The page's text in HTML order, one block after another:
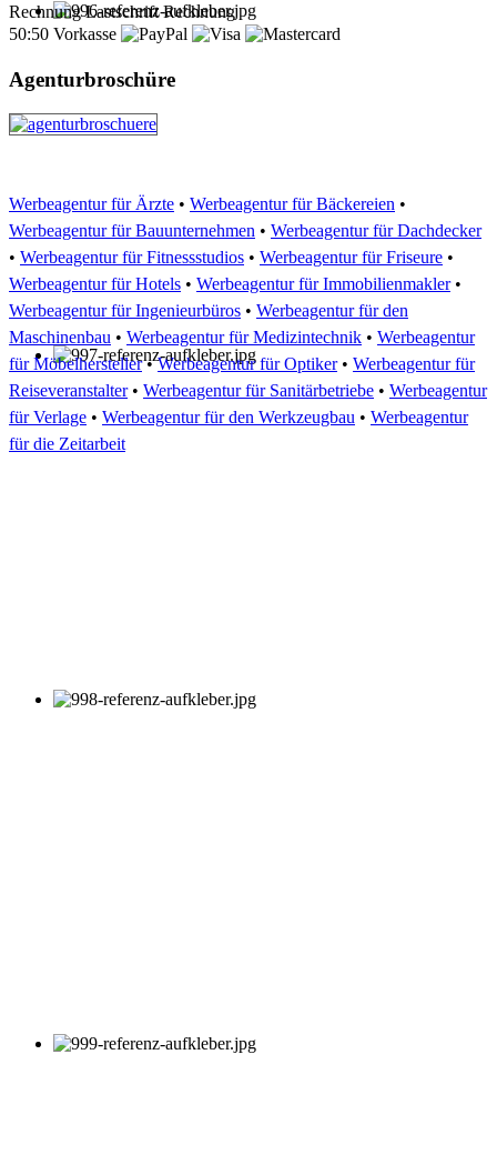
Rechnung Lastschrift Rechnung
50:50 Vorkasse
Agenturbroschüre
Werbeagentur für Ärzte • Werbeagentur für Bäckereien •
Werbeagentur für Bauunternehmen • Werbeagentur für Dachdecker
• Werbeagentur für Fitnessstudios • Werbeagentur für Friseure •
Werbeagentur für Hotels • Werbeagentur für Immobilienmakler•
Werbeagentur für Ingenieurbüros • Werbeagentur für den
Maschinenbau • Werbeagentur für Medizintechnik • Werbeagentur
für Möbelhersteller•Werbeagentur für Optiker• Werbeagentur für
Reiseveranstalter• Werbeagentur für Sanitärbetriebe • Werbeagentur
für Verlage • Werbeagentur für den Werkzeugbau • Werbeagentur
für die Zeitarbeit